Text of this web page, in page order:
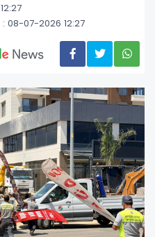
08-07-2026 12:27